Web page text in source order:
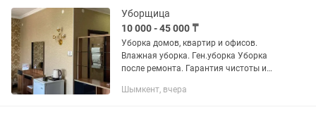
Уборщица
10 000 - 45 000 ₸
Уборка домов, квартир и офисов.
Влажная уборка. Ген.уборка Уборка
после ремонта. Гарантия чистоты и
Шымкент, вчера